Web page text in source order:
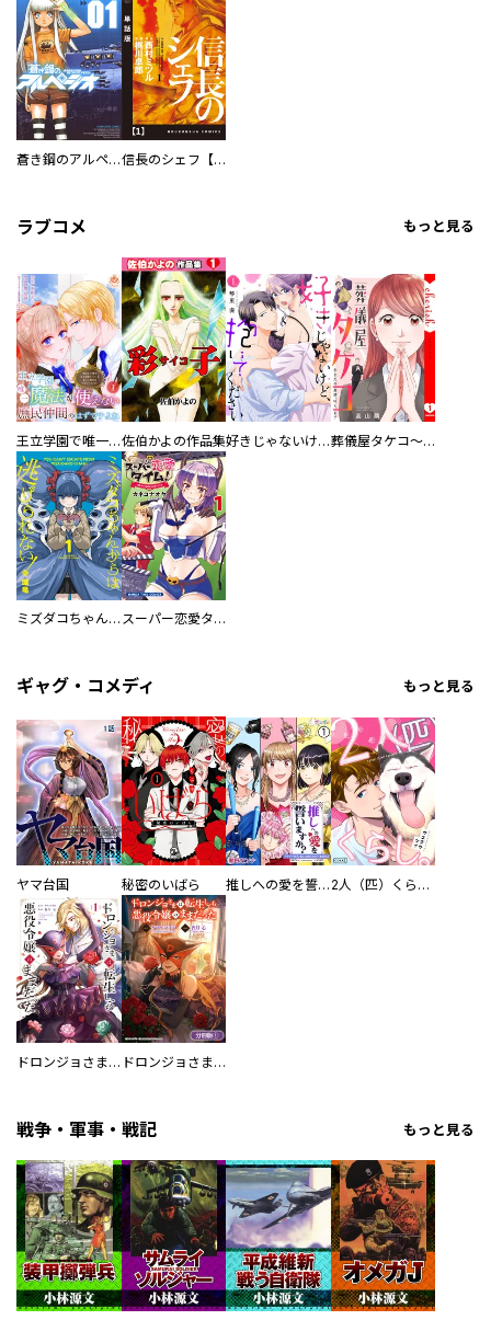
蒼き鋼のアルペジオ 信長のシェフ【単話版】
ラブコメ もっと見る
王立学園で唯一魔法が使えない庶民仲間のはずですよね～実は王子様で私を溺愛しているなんて告白はやめてください～佐伯かよの作品集 好きじゃないけど、抱いてください【電子単行本版／特典おまけ付き】 葬儀屋タケコ～あなたの最期、叶えます【電子単行本版】
ミズダコちゃんからは逃げられない！ スーパー恋愛タイム！～現場でドＳな彼女は自宅でデレる～
ギャグ・コメディ もっと見る
ヤマ台国 秘密のいばら 推しへの愛を誓いますか？～アラサー女子、推しは逃げぬが人生逃げる～ 2人（匹）くらし。
ドロンジョさまは転生しても悪役令嬢のままだった ドロンジョさまは転生しても悪役令嬢のままだった【分冊版】
戦争・軍事・戦記 もっと見る